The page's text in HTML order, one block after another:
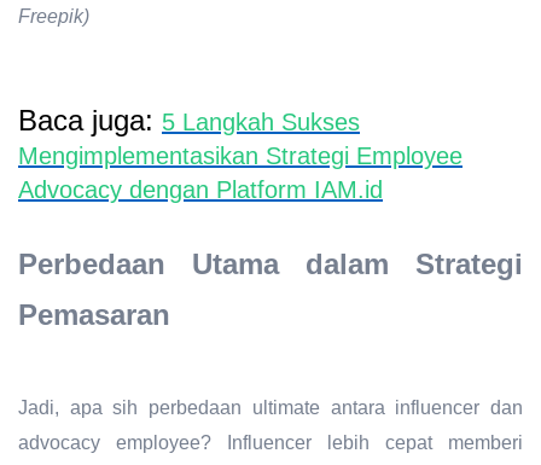
Freepik)
Baca juga: 5 Langkah Sukses
Mengimplementasikan Strategi Employee
Advocacy dengan Platform IAM.id
Perbedaan Utama dalam Strategi
Pemasaran
Jadi, apa sih perbedaan ultimate antara influencer dan
advocacy employee? Influencer lebih cepat memberi